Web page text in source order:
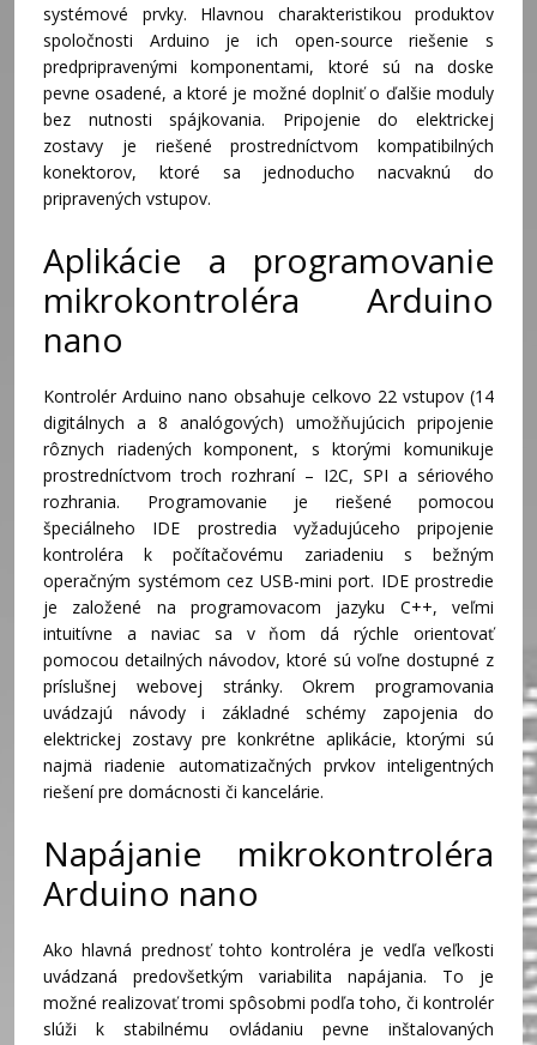
systémové prvky. Hlavnou charakteristikou produktov
spoločnosti Arduino je ich open-source riešenie s
predpripravenými komponentami, ktoré sú na doske
pevne osadené, a ktoré je možné doplniť o ďalšie moduly
bez nutnosti spájkovania. Pripojenie do elektrickej
zostavy je riešené prostredníctvom kompatibilných
konektorov, ktoré sa jednoducho nacvaknú do
pripravených vstupov.
Aplikácie a programovanie
mikrokontroléra Arduino
nano
Kontrolér Arduino nano obsahuje celkovo 22 vstupov (14
digitálnych a 8 analógových) umožňujúcich pripojenie
rôznych riadených komponent, s ktorými komunikuje
prostredníctvom troch rozhraní – I2C, SPI a sériového
rozhrania. Programovanie je riešené pomocou
špeciálneho IDE prostredia vyžadujúceho pripojenie
kontroléra k počítačovému zariadeniu s bežným
operačným systémom cez USB-mini port. IDE prostredie
je založené na programovacom jazyku C++, veľmi
intuitívne a naviac sa v ňom dá rýchle orientovať
pomocou detailných návodov, ktoré sú voľne dostupné z
príslušnej webovej stránky. Okrem programovania
uvádzajú návody i základné schémy zapojenia do
elektrickej zostavy pre konkrétne aplikácie, ktorými sú
najmä riadenie automatizačných prvkov inteligentných
riešení pre domácnosti či kancelárie.
Napájanie mikrokontroléra
Arduino nano
Ako hlavná prednosť tohto kontroléra je vedľa veľkosti
uvádzaná predovšetkým variabilita napájania. To je
možné realizovať tromi spôsobmi podľa toho, či kontrolér
slúži k stabilnému ovládaniu pevne inštalovaných